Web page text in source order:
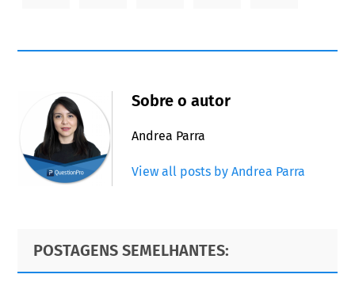
Sobre o autor
Andrea Parra
View all posts by Andrea Parra
Primary
Sidebar
Footer
POSTAGENS SEMELHANTES: